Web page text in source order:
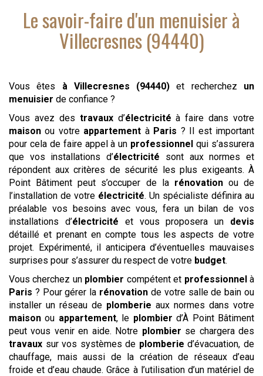
Le savoir-faire d'un menuisierà
Villecresnes (94440)
Vous êtes à Villecresnes (94440) et recherchez un
menuisier de confiance ?
Vous avez des travauxd’électricité à faire dans votre
maison ou votre appartement à Paris ? Il est important
pour cela de faire appel à un professionnel qui s’assurera
que vos installations d’électricité sont aux normes et
répondent aux critères de sécurité les plus exigeants. À
Point Bâtiment peut s’occuper de la rénovationou de
l’installation de votre électricité. Un spécialiste définira au
préalable vos besoins avec vous, fera un bilan de vos
installations d’électricité et vous proposera un devis
détaillé et prenant en compte tous les aspects de votre
projet. Expérimenté, il anticipera d’éventuelles mauvaises
surprises pour s’assurer du respect de votre budget.
Vous cherchez un plombier compétent et professionnelà
Paris ? Pour gérer la rénovation de votre salle de bain ou
installer un réseau de plomberie aux normes dans votre
maison ou appartement, le plombier d’À Point Bâtiment
peut vous venir en aide. Notre plombier se chargera des
travaux sur vos systèmes de plomberie d’évacuation, de
chauffage, mais aussi de la création de réseaux d’eau
froide et d’eau chaude. Grâce à l’utilisation d’un matériel de